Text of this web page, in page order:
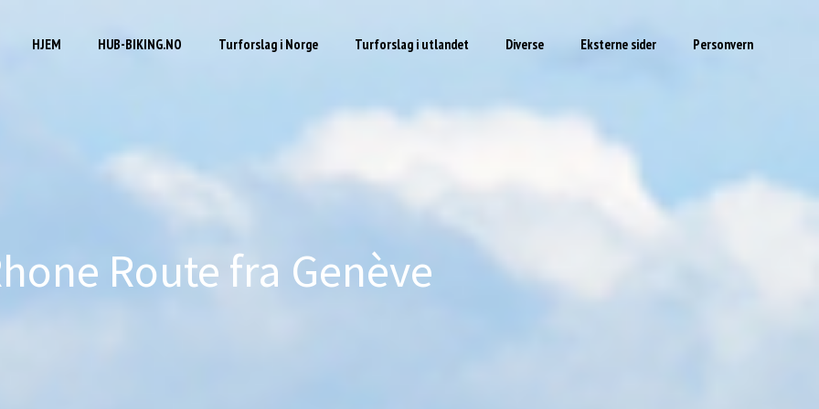
HJEM HUB-BIKING.NO Turforslag i Norge Turforslag i utlandet Diverse Eksterne sider Personvern
Route fra Genève